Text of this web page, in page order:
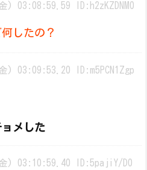
) 03:08:59.59 ID:h2zKZDNM0
したの？
) 03:09:53.20 ID:m5PCN1Zgp
メした
) 03:10:59.40 ID:5pajiY/D0